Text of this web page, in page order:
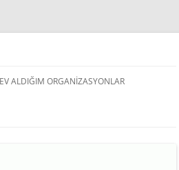
ALDIĞIM ORGANIZASYONLAR